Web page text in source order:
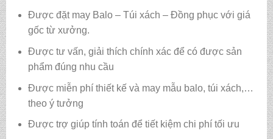
Được đặt may Balo – Túi xách – Đồng phục với giá
gốc từ xưởng.
Được tư vấn, giải thích chính xác để có được sản
phẩm đúng nhu cầu
Được miễn phí thiết kế và may mẫu balo, túi xách,…
theo ý tưởng
Được trợ giúp tính toán để tiết kiệm chi phí tối ưu